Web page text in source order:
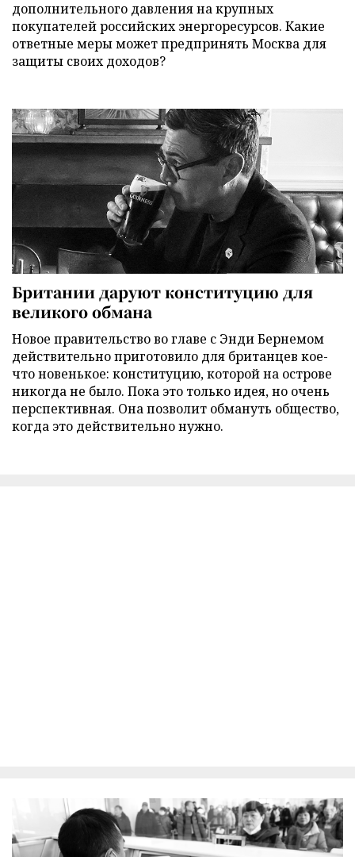
дополнительного давления на крупных
покупателей российских энергоресурсов. Какие
ответные меры может предпринять Москва для
защиты своих доходов?
Британии даруют конституцию для
великого обмана
Новое правительство во главе с Энди Бернемом
действительно приготовило для британцев кое-
что новенькое: конституцию, которой на острове
никогда не было. Пока это только идея, но очень
перспективная. Она позволит обмануть общество,
когда это действительно нужно.